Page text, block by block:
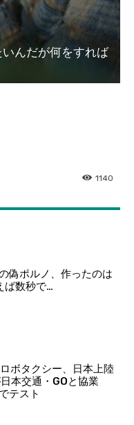
んだが何をすれば
1140
偽ポルノ、作ったのは
数秒で…
ボタクシー、日本上陸
本交通・GOと協業
テスト